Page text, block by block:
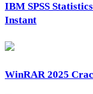
IBM SPSS
Instant
WinRAR 2025